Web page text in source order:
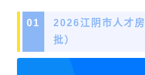
01 2026江阴市人才房
批）